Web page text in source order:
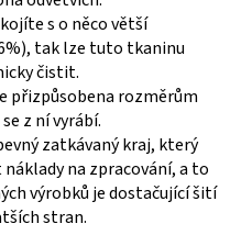
s o něco větší
tak lze tuto tkaninu
čistit.
přizpůsobena rozměrům
z ní vyrábí.
zatkávaný kraj, který
na zpracování, a to
výrobků je dostačující šití
stran.